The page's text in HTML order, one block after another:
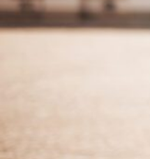
RentPlanet
Warszawa czy Wrocław,
ogromnym